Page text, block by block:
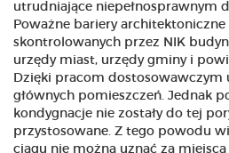
utrudniające niepełnosprawnym
Poważne bariery architektoniczne
skontrolowanych przez NIK
urzędy miast, urzędy gminy i
Dzięki pracom dostosowawczym
głównych pomieszczeń. Jednak
kondygnacje nie zostały do tej
przystosowane. Z tego powodu
ciągu nie można uznać za